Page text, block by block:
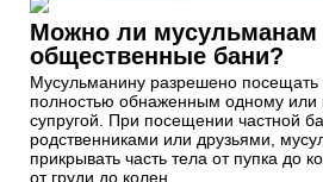
Можно ли мусульманам
общественные бани?
Мусульманину разрешено
полностью обнаженным одному или
супругой. При посещении частной
родственниками или друзьями,
прикрывать часть тела от пупка до
от груди до колен.